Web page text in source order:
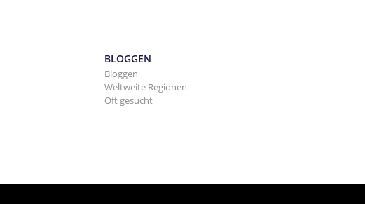
BLOGGEN
Bloggen
Weltweite Regionen
Oft gesucht